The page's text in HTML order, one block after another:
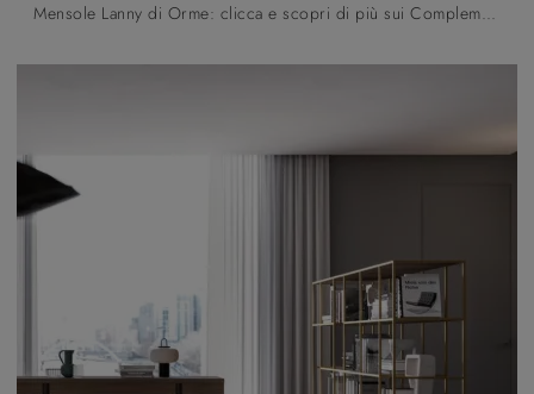
Mensole Lanny di Orme: clicca e scopri di più sui Complementi e mensole moderni in melaminico del rinomato brand!